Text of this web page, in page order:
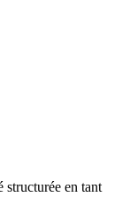
structurée en tant